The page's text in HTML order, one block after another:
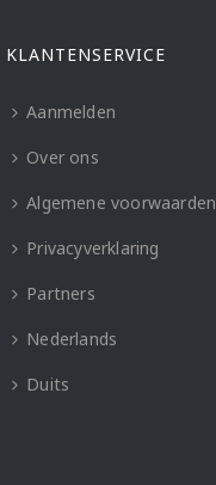
KLANTENSERVICE
Aanmelden
Over ons
Algemene voorwaarden
Privacyverklaring
Partners
Nederlands
Duits